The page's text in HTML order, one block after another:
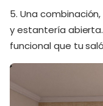
5. Una
y estantería
funcional que tu